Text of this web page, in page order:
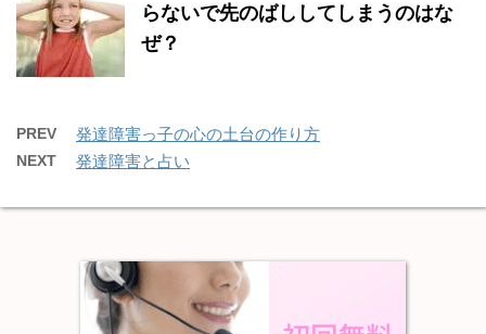
らないで先のばししてしまうのはな
ぜ？
PREV 発達障害っ子の心の土台の作り方
NEXT 発達障害と占い